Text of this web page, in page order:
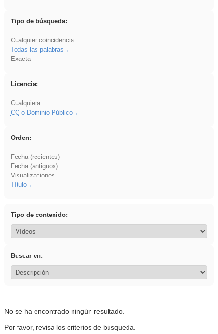
Tipo de búsqueda:
Cualquier coincidencia
Todas las palabras
Exacta
Licencia:
Cualquiera
CCo Dominio Público
Orden:
Fecha (recientes)
Fecha (antiguos)
Visualizaciones
Título
Tipo de contenido:
Buscar en:
No se ha encontrado ningún resultado.
Por favor, revisa los criterios de búsqueda.